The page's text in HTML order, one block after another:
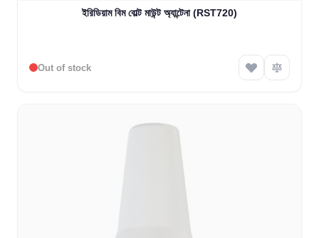
ইরিডিয়াম বিম বোল্ট মাউন্ট অ্যান্টেনা (RST720)
Out of stock